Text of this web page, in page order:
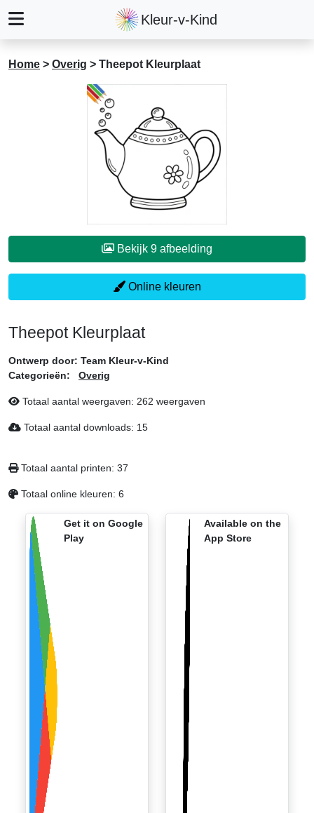
Kleur-v-Kind
Home > Overig > Theepot Kleurplaat
Bekijk 9 afbeelding
Online kleuren
Theepot Kleurplaat
Ontwerp door: Team Kleur-v-Kind
Categorieën:
Overig
Totaal aantal weergaven: 262 weergaven
Totaal aantal downloads: 15
Totaal aantal printen: 37
Totaal online kleuren: 6
Get it on Google
Play
Available on the
App Store